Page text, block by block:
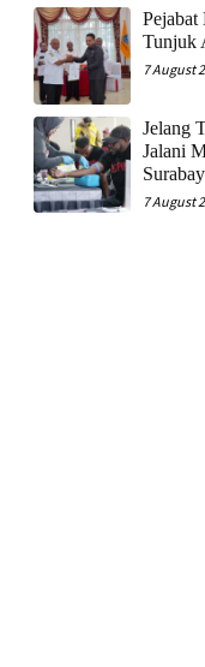
Pejabat
Tunjuk
7 August
Jelang
Jalani
7 August